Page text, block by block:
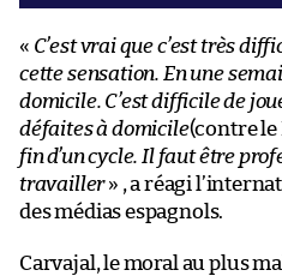
« C’est vrai que c’est très
cette sensation. En une
domicile. C’est difficile de
défaites à domicile(contre le
fin d’un cycle. Il faut être
travailler» , a réagi
des médias espagnols.
Carvajal, le moral au plus